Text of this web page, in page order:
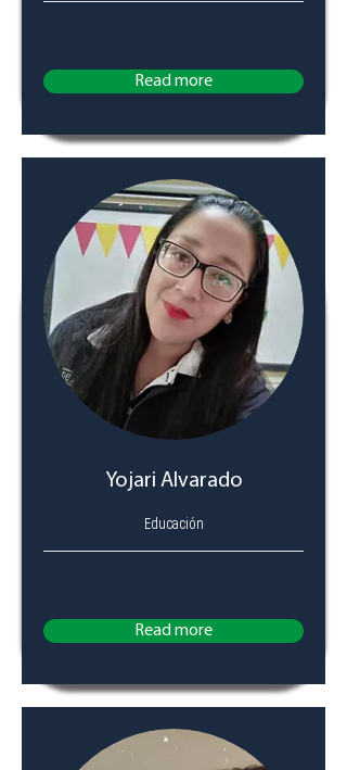
Read more
Yojari Alvarado
Educación
Read more